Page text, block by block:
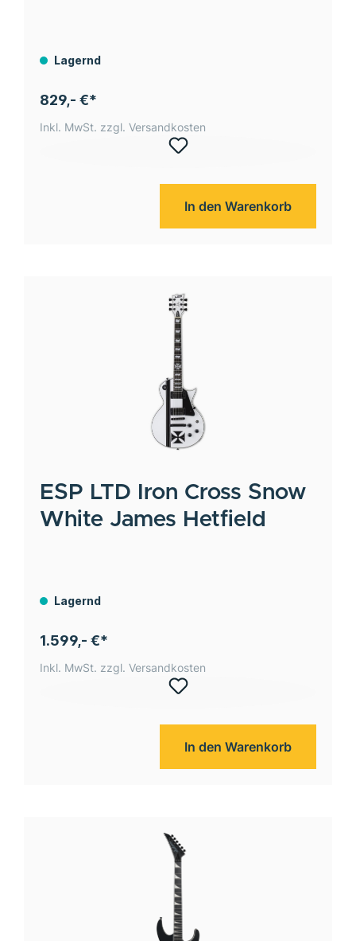
Lagernd
829,- €*
Inkl. MwSt. zzgl. Versandkosten
In den Warenkorb
ESP LTD
Iron Cross Snow
White James Hetfield
Lagernd
1.599,- €*
Inkl. MwSt. zzgl. Versandkosten
In den Warenkorb